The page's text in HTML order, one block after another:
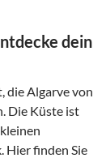
dein
die Algarve von
Die Küste ist
Hier finden Sie